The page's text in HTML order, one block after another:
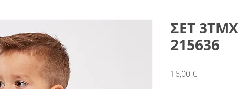
ΣΕΤ 3ΤΜΧ
215636
16,00 €Τιμή